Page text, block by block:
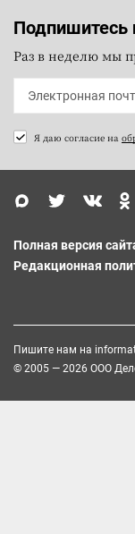
Подпишитесь
Раз в неделю мы
Я даю согласие на
Полная версия
Редакционная
Пишите нам на
© 2005 — 2026 ООО